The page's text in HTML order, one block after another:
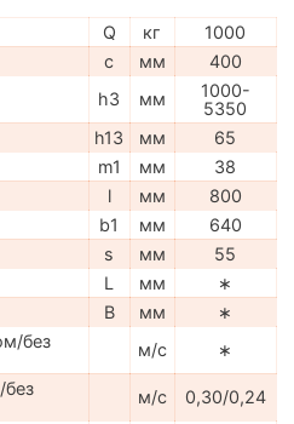
Q кг
1000
c мм
400
h3 мм
1000-
5350
h13 мм
65
m1 мм
38
l мм
800
b1 мм
640
s мм
55
L мм
∗
B мм
∗
без
м/с
∗
м/с
0,30/0,24